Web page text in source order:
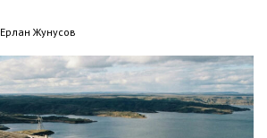
Ерлан Жунусов